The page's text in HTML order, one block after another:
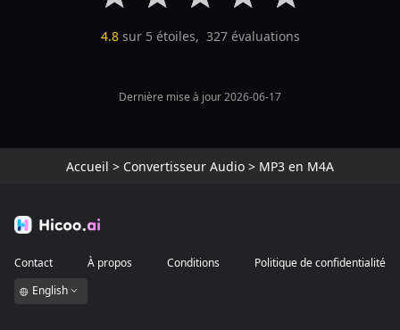
4.8sur 5 étoiles, 327évaluations
Dernière mise à jour 2026-06-17
Accueil > Convertisseur Audio > MP3 en M4A
Contact À propos Conditions
Politique de confidentialité
English